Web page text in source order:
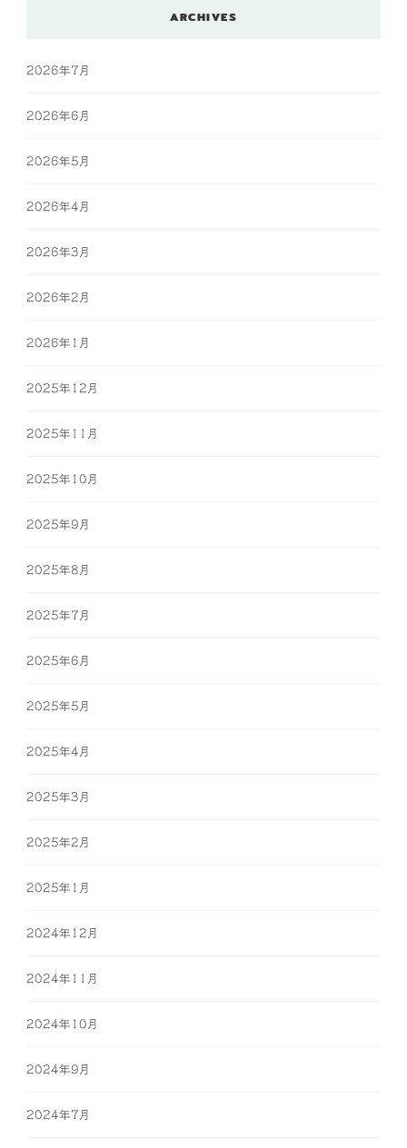
ARCHIVES
2026年7月
2026年6月
2026年5月
2026年4月
2026年3月
2026年2月
2026年1月
2025年12月
2025年11月
2025年10月
2025年9月
2025年8月
2025年7月
2025年6月
2025年5月
2025年4月
2025年3月
2025年2月
2025年1月
2024年12月
2024年11月
2024年10月
2024年9月
2024年7月